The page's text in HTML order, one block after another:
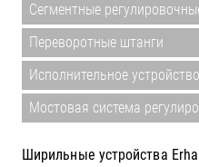
Сегментные
Переворотные штанги
Исполнительное устройство
Мостовая система
Ширильные устройства